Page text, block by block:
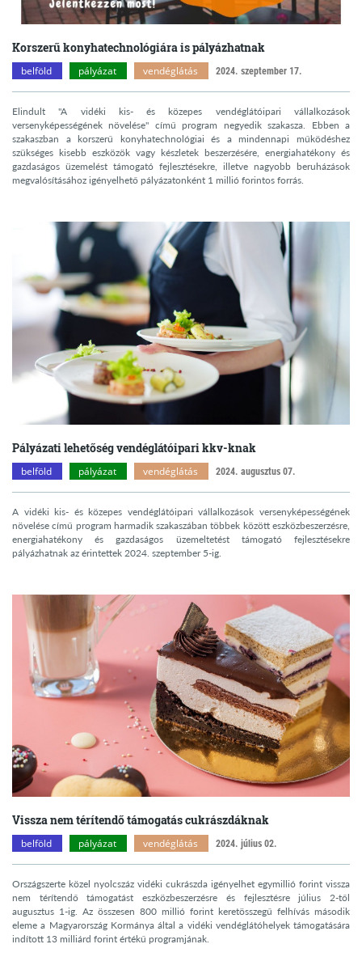
Korszerű konyhatechnológiára is pályázhatnak
belföld pályázat vendéglátás 2024. szeptember 17.
Elindult "A vidéki kis- és közepes vendéglátóipari vállalkozások
versenyképességének növelése" című program negyedik szakasza. Ebben a
szakaszban a korszerű konyhatechnológiai és a mindennapi működéshez
szükséges kisebb eszközök vagy készletek beszerzésére, energiahatékony és
gazdaságos üzemelést támogató fejlesztésekre, illetve nagyobb beruházások
megvalósításához igényelhető pályázatonként 1 millió forintos forrás.
Pályázati lehetőség vendéglátóipari kkv-knak
belföld pályázat vendéglátás 2024. augusztus 07.
A vidéki kis- és közepes vendéglátóipari vállalkozások versenyképességének
növelése című program harmadik szakaszában többek között eszközbeszerzésre,
energiahatékony és gazdaságos üzemeltetést támogató fejlesztésekre
pályázhatnak az érintettek 2024. szeptember 5-ig.
Vissza nem térítendő támogatás cukrászdáknak
belföld pályázat vendéglátás 2024. július 02.
Országszerte közel nyolcszáz vidéki cukrászda igényelhet egymillió forint vissza
nem térítendő támogatást eszközbeszerzésre és fejlesztésre július 2-től
augusztus 1-ig. Az összesen 800 millió forint keretösszegű felhívás második
eleme a Magyarország Kormánya által a vidéki vendéglátóhelyek támogatására
indított 13 milliárd forint értékű programjának.